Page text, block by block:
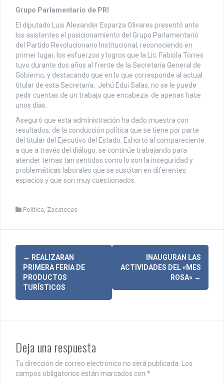
Grupo Parlamentario de PRI
El diputado Luis Alexander Esparza Olivares presentó ante
los asistentes el posicionamiento del Grupo Parlamentario
del Partido Revolucionario Institucional, reconociendo en
primer lugar, los esfuerzos y logros que la Lic. Fabiola Torres
tuvo durante dos años al frente de la Secretaría General de
Gobierno, y destacando que en lo que corresponde al actual
titular de esta Secretaría, Jehú Edui Salas, no se le puede
pedir cuentas de un trabajo que encabeza de apenas hace
unos días.
Aseguró que esta administración ha dado muestra con
resultados, de la conducción política que se tiene por parte
del titular del Ejecutivo del Estado. Exhortó al compareciente
a que a través del diálogo, se continúe trabajando para
atender temas tan sentidos como lo son la inseguridad y
problemáticas laborales que se suscitan en diferentes
espacios y que son muy cuestionados.
Política Zacatecas
N
v
a
c
← REALIZARAN
PRIMERA FERIA DE
PRODUCTOS
TURÍSTICOS
INAUGURAN LAS
ACTIVIDADES DEL «MES
ROSA» →
Deja una respuesta
Tu dirección de correo electrónico no será publicada. Los
campos obligatorios están marcados con *